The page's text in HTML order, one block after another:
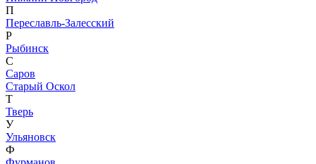
П
Переславль-Залесский
Р
Рыбинск
С
Саров
Старый Оскол
Т
Тверь
У
Ульяновск
Ф